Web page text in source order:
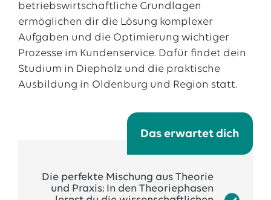
betriebswirtschaftliche Grundlagen
ermöglichen dir die Lösung komplexer
Aufgaben und die Optimierung wichtiger
Prozesse im Kundenservice. Dafür findet dein
Studium in Diepholz und die praktische
Ausbildung in Oldenburg und Region statt.
Das erwartet dich
Die perfekte Mischung aus Theorie
und Praxis: In den Theoriephasen